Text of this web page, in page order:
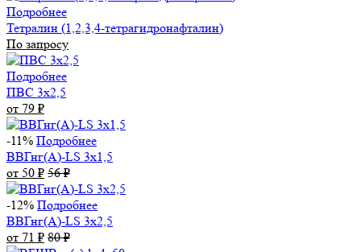
Подробнее
Тетралин (1,2,3,4-тетрагидронафталин)
По запросу
Подробнее
ПВС 3х2,5
от 79 ₽
-11% Подробнее
ВВГнг(А)-LS 3х1,5
от 50 ₽ 56₽
-12% Подробнее
ВВГнг(А)-LS 3х2,5
от 71 ₽ 80₽